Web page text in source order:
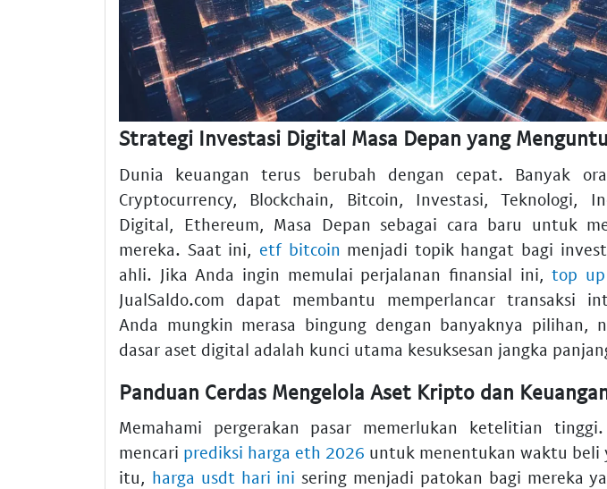
Strategi Investasi Digital Masa Depan yang
Dunia keuangan terus berubah dengan cepat. Banyak
Cryptocurrency, Blockchain, Bitcoin, Investasi, Teknologi,
Digital, Ethereum, Masa Depan sebagai cara baru untuk
mereka. Saat ini, etf bitcoin menjadi topik hangat bagi
ahli. Jika Anda ingin memulai perjalanan finansial ini,top
JualSaldo.com dapat membantu memperlancar transaksi
Anda mungkin merasa bingung dengan banyaknya pilihan,
dasar aset digital adalah kunci utama kesuksesan jangka
Panduan Cerdas Mengelola Aset Kripto dan
Memahami pergerakan pasar memerlukan ketelitian
mencari prediksi harga eth 2026 untuk menentukan waktu beli
itu, harga usdt hari ini sering menjadi patokan bagi mereka